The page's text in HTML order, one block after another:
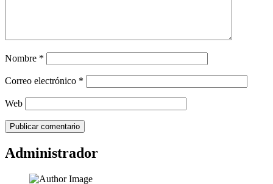
Nombre *
Correo electrónico *
Web
Administrador